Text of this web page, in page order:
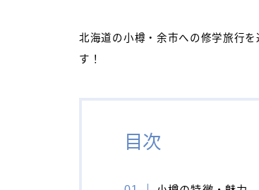
北海道の小樽・余市への修学旅行
す！
目次